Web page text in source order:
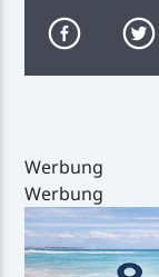
Werbung
Werbung